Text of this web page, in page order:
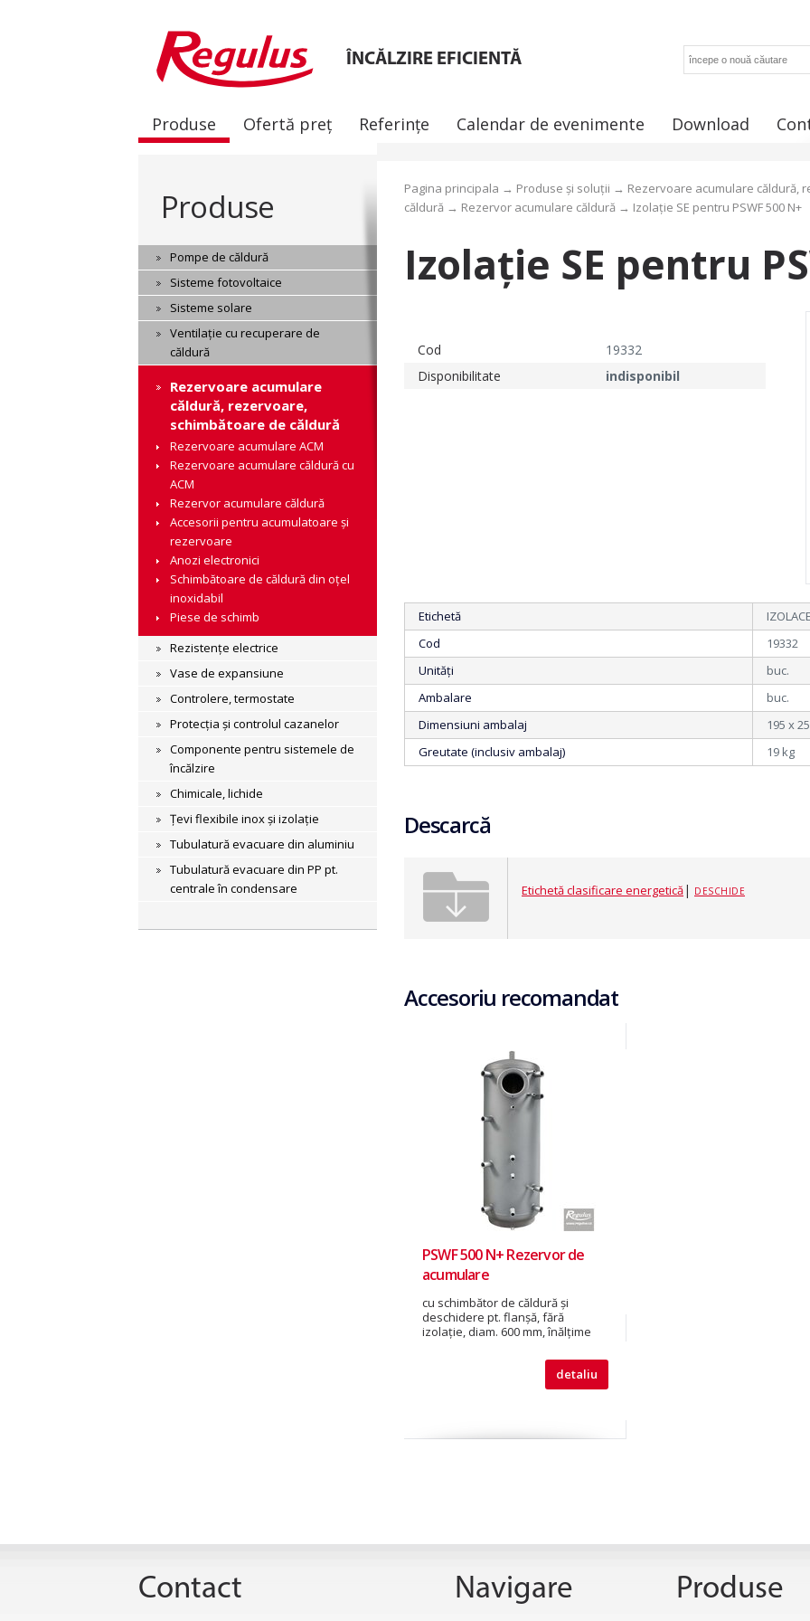
ÎNCĂLZIRE EFICIENTĂ
Produse Ofertă preț Referințe Calendar de evenimente Download
Produse
Pompe de căldură
Sisteme fotovoltaice
Sisteme solare
Ventilație cu recuperare de
căldură
Rezervoare acumulare
căldură, rezervoare,
schimbătoare de căldură
Rezervoare acumulare ACM
Rezervoare acumulare căldură cu
ACM
Rezervor acumulare căldură
Accesorii pentru acumulatoare și
rezervoare
Anozi electronici
Schimbătoare de căldură din oțel
inoxidabil
Piese de schimb
Rezistențe electrice
Vase de expansiune
Controlere, termostate
Protecția și controlul cazanelor
Componente pentru sistemele de
încălzire
Chimicale, lichide
Țevi flexibile inox și izolație
Tubulatură evacuare din aluminiu
Tubulatură evacuare din PP pt.
centrale în condensare
Pagina principala → Produse și soluții → Rezervoare acumulare căldură,
căldură → Rezervor acumulare căldură → Izolație SE pentru PSWF 500 N+
Izolație SE pentru
Cod
19332
Disponibilitate
indisponibil
Etichetă
Cod
19332
Unități
buc.
Ambalare
buc.
Dimensiuni ambalaj
195 x
Greutate (inclusiv ambalaj)
19 kg
Descarcă
Etichetă clasificare energetică| DESCHIDE
Accesoriu recomandat
PSWF 500 N+ Rezervor de
acumulare
cu schimbător de căldură şi
deschidere pt. flanşă, fără
izolație, diam. 600 mm, înălțime
detaliu
Contact Navigare Produse